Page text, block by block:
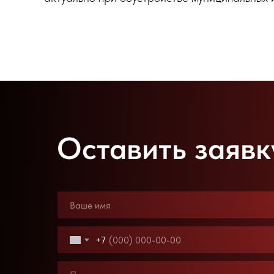
Оставить
+7